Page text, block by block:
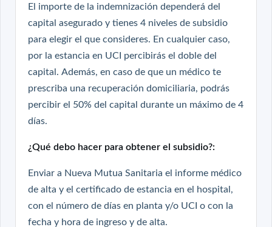
El importe de la indemnización dependerá del
capital asegurado y tienes 4 niveles de subsidio
para elegir el que consideres. En cualquier caso,
por la estancia en UCI percibirás el doble del
capital. Además, en caso de que un médico te
prescriba una recuperación domiciliaria, podrás
percibir el 50% del capital durante un máximo de 4
días.
¿Qué debo hacer para obtener el subsidio?:
Enviar a Nueva Mutua Sanitaria el informe médico
de alta y el certificado de estancia en el hospital,
con el número de días en planta y/o UCI o con la
fecha y hora de ingreso y de alta.